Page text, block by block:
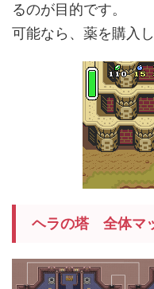
るのが目的です。
可能なら、薬を購入
ヘラの塔 全体マ